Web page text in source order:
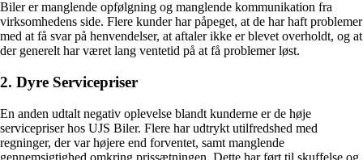
Biler er manglende opfølgning og manglende kommunikation fra
virksomhedens side. Flere kunder har påpeget, at de har haft problemer
med at få svar på henvendelser, at aftaler ikke er blevet overholdt, og at
der generelt har været lang ventetid på at få problemer løst.
2. Dyre Servicepriser
En anden udtalt negativ oplevelse blandt kunderne er de høje
servicepriser hos UJS Biler. Flere har udtrykt utilfredshed med
regninger, der var højere end forventet, samt manglende
gennemsigtighed omkring prissætningen. Dette har ført til skuffelse og